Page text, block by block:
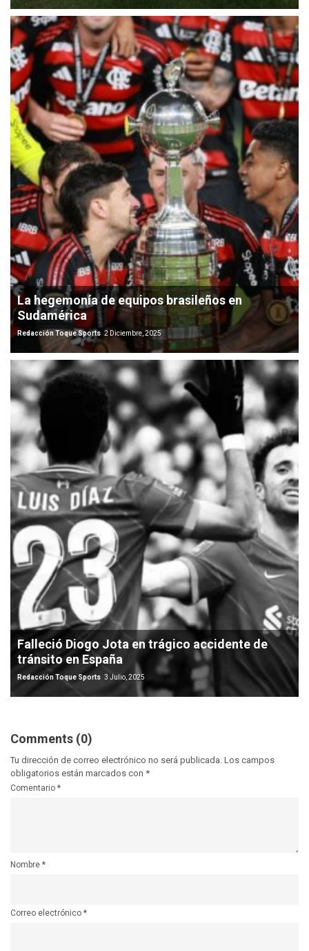
La hegemonía de equipos brasileños en
Sudamérica
Redacción Toque Sports 2 Diciembre, 2025
Falleció Diogo Jota en trágico accidente de
tránsito en España
Redacción Toque Sports 3 Julio, 2025
Comments (0)
Tu dirección de correo electrónico no será publicada. Los campos
obligatorios están marcados con *
Comentario *
Nombre *
Correo electrónico *